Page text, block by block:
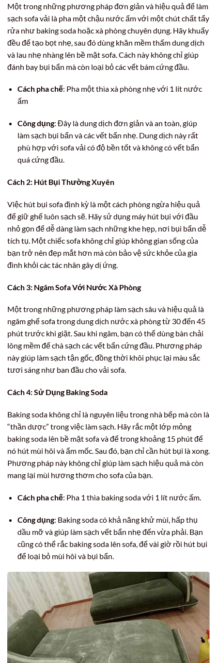
Một trong những phương pháp đơn giản và hiệu quả để làm
sạch sofa vải là pha một chậu nước ấm với một chút chất tẩy
rửa như baking soda hoặc xà phòng chuyên dụng. Hãy khuấy
đều để tạo bọt nhẹ, sau đó dùng khăn mềm thấm dung dịch
và lau nhẹ nhàng lên bề mặt sofa. Cách này không chỉ giúp
đánh bay bụi bẩn mà còn loại bỏ các vết bám cứng đầu.
Cách pha chế: Pha một thìa xà phòng nhẹ với 1 lít nước
ấm
Công dụng: Đây là dung dịch đơn giản và an toàn, giúp
làm sạch bụi bẩn và các vết bẩn nhẹ. Dung dịch này rất
phù hợp với sofa vải có độ bền tốt và không có vết bẩn
quá cứng đầu.
Cách 2: Hút Bụi Thường Xuyên
Việc hút bụi sofa định kỳ là một cách phòng ngừa hiệu quả
để giữ ghế luôn sạch sẽ. Hãy sử dụng máy hút bụi với đầu
nhỏ gọn để dễ dàng làm sạch những khe hẹp, nơi bụi bẩn dễ
tích tụ. Một chiếc sofa không chỉ giúp không gian sống của
bạn trở nên đẹp mắt hơn mà còn bảo vệ sức khỏe của gia
đình khỏi các tác nhân gây dị ứng.
Cách 3: Ngâm Sofa Với Nước Xà Phòng
Một trong những phương pháp làm sạch sâu và hiệu quả là
ngâm ghế sofa trong dung dịch nước xà phòng từ 30 đến 45
phút trước khi giặt. Sau khi ngâm, bạn có thể dùng bàn chải
lông mềm để chà sạch các vết bẩn cứng đầu. Phương pháp
này giúp làm sạch tận gốc, đồng thời khôi phục lại màu sắc
tươi sáng như ban đầu cho vải sofa.
Cách 4: Sử Dụng Baking Soda
Baking soda không chỉ là nguyên liệu trong nhà bếp mà còn là
“thần dược” trong việc làm sạch. Hãy rắc một lớp mỏng
baking soda lên bề mặt sofa và để trong khoảng 15 phút để
nó hút mùi hôi và ẩm mốc. Sau đó, bạn chỉ cần hút bụi là xong.
Phương pháp này không chỉ giúp làm sạch hiệu quả mà còn
mang lại mùi hương thơm cho sofa của bạn.
Cách pha chế: Pha 1 thìa baking soda với 1 lít nước ấm.
Công dụng: Baking soda có khả năng khử mùi, hấp thụ
dầu mỡ và giúp làm sạch vết bẩn nhẹ đến vừa phải. Bạn
cũng có thể rắc baking soda lên sofa, để vài giờ rồi hút bụi
để loại bỏ mùi hôi và bụi bẩn.